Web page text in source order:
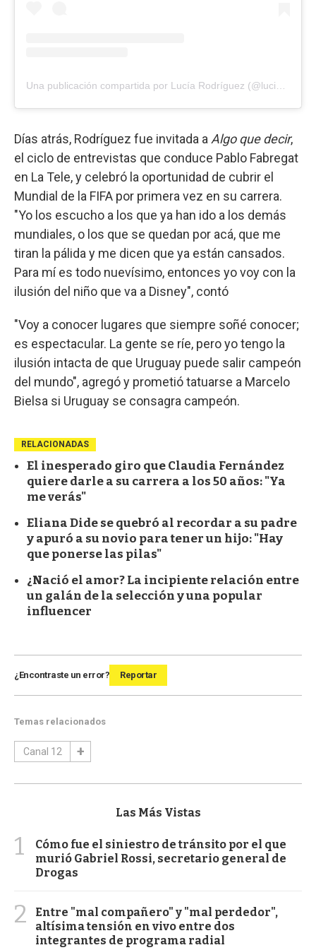
Días atrás, Rodríguez fue invitada a Algo que decir,
el ciclo de entrevistas que conduce Pablo Fabregat
en La Tele, y celebró la oportunidad de cubrir el
Mundial de la FIFA por primera vez en su carrera.
"Yo los escucho a los que ya han ido a los demás
mundiales, o los que se quedan por acá, que me
tiran la pálida y me dicen que ya están cansados.
Para mí es todo nuevísimo, entonces yo voy con la
ilusión del niño que va a Disney", contó
"Voy a conocer lugares que siempre soñé conocer;
es espectacular. La gente se ríe, pero yo tengo la
ilusión intacta de que Uruguay puede salir campeón
del mundo", agregó y prometió tatuarse a Marcelo
Bielsa si Uruguay se consagra campeón.
RELACIONADAS
El inesperado giro que Claudia Fernández
quiere darle a su carrera a los 50 años: "Ya
me verás"
Eliana Dide se quebró al recordar a su padre
y apuró a su novio para tener un hijo: "Hay
que ponerse las pilas"
¿Nació el amor? La incipiente relación entre
un galán de la selección y una popular
influencer
¿Encontraste un error? Reportar
Temas relacionados
Canal 12
Las Más Vistas
1
Cómo fue el siniestro de tránsito por el que
murió Gabriel Rossi, secretario general de
Drogas
2
Entre "mal compañero" y "mal perdedor",
altísima tensión en vivo entre dos
integrantes de programa radial